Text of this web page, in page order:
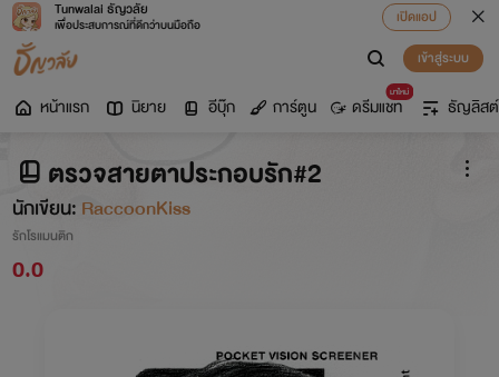
Tunwalai ธัญวลัย
เพื่อประสบการณ์ที่ดีกว่าบนมือถือ
เปิดแอป
เข้าสู่ระบบ
หน้าแรก นิยาย อีบุ๊ก การ์ตูน
มาใหม่
ดรีมแชท ธัญลิสต์
ตรวจสายตาประกอบรัก#2
นักเขียน: RaccoonKiss
รักโรแมนติก
0.0